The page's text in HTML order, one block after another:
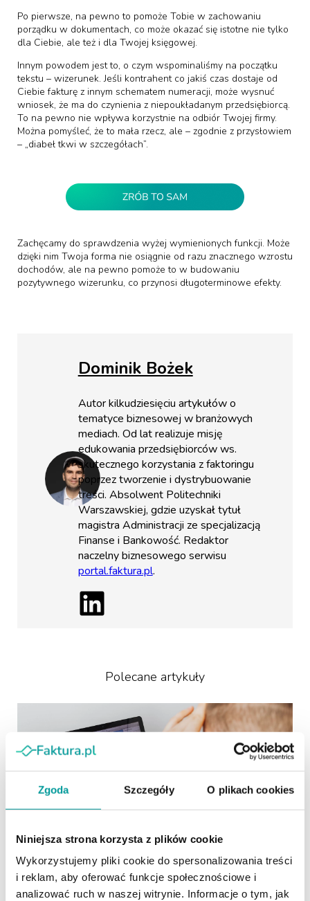
Zgoda Szczegóły O plikach cookies
Niniejsza strona korzysta z plików cookie
Wykorzystujemy pliki cookie do spersonalizowania treści
i reklam, aby oferować funkcje społecznościowe i
analizować ruch w naszej witrynie. Informacje o tym, jak
Po pierwsze, na pewno to pomoże Tobie w zachowaniu
porządku w dokumentach, co może okazać się istotne nie tylko
dla Ciebie, ale też i dla Twojej księgowej.
Innym powodem jest to, o czym wspominaliśmy na początku
tekstu – wizerunek. Jeśli kontrahent co jakiś czas dostaje od
Ciebie fakturę z innym schematem numeracji, może wysnuć
wniosek, że ma do czynienia z niepoukładanym przedsiębiorcą.
To na pewno nie wpływa korzystnie na odbiór Twojej firmy.
Można pomyśleć, że to mała rzecz, ale – zgodnie z przysłowiem
– „diabeł tkwi w szczegółach”.
Zachęcamy do sprawdzenia wyżej wymienionych funkcji. Może
dzięki nim Twoja forma nie osiągnie od razu znacznego wzrostu
dochodów, ale na pewno pomoże to w budowaniu
pozytywnego wizerunku, co przynosi długoterminowe efekty.
Dominik Bożek
Autor kilkudziesięciu artykułów o
tematyce biznesowej w branżowych
mediach. Od lat realizuje misję
edukowania przedsiębiorców ws.
skutecznego korzystania z faktoringu
poprzez tworzenie i dystrybuowanie
treści. Absolwent Politechniki
Warszawskiej, gdzie uzyskał tytuł
magistra Administracji ze specjalizacją
Finanse i Bankowość. Redaktor
naczelny biznesowego serwisu
portal.faktura.pl.
Polecane artykuły
27.07.2026
Zbiorcze księgowanie faktur z KSeF.
Mniej powtarzalnej pracy, więcej